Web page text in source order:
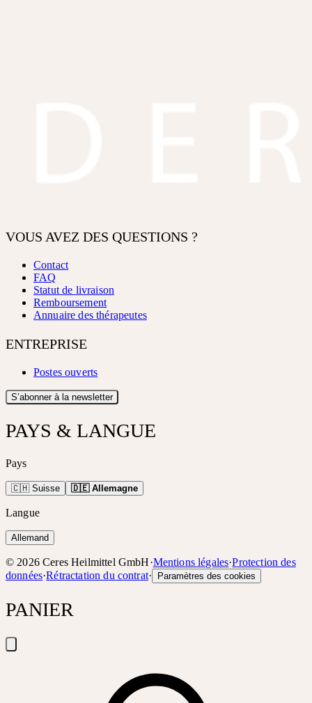
VOUS AVEZ DES QUESTIONS ?
Contact
FAQ
Statut de livraison
Remboursement
Annuaire des thérapeutes
ENTREPRISE
Postes ouverts
S’abonner à la newsletter
PAYS & LANGUE
Pays
🇨🇭 Suisse 🇩🇪 Allemagne
Langue
Allemand
© 2026 Ceres Heilmittel GmbH·Mentions légales·Protection des
données·Rétractation du contrat· Paramètres des cookies
PANIER